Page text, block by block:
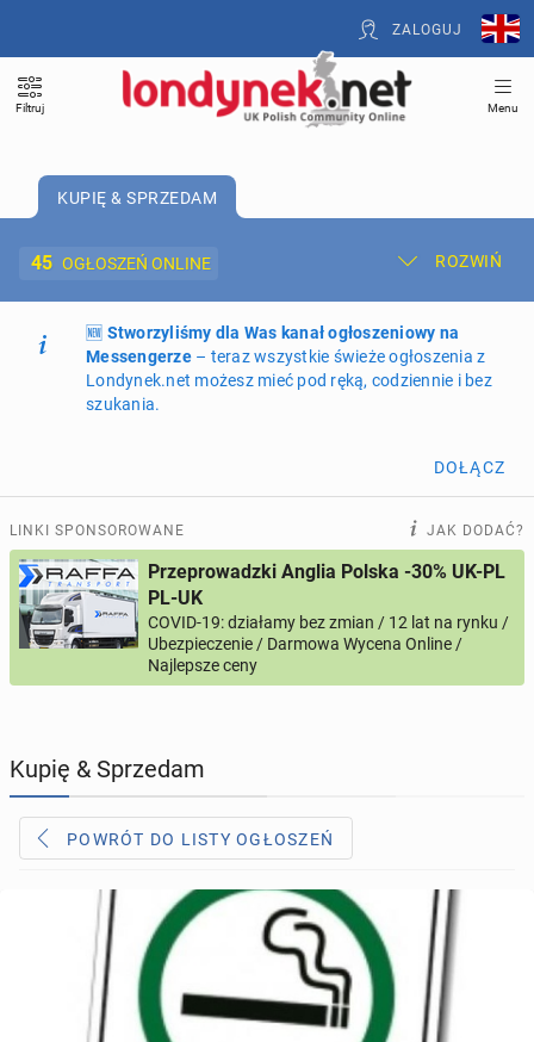
ZALOGUJ
Filtruj Menu
KUPIĘ & SPRZEDAM
45 OGŁOSZEŃ ONLINE ROZWIŃ
Dodaj ogłoszenie Moje ogłoszenia
Oferta i cennik ogłoszeń
ogłoszeń online
PROFILE KANDYDATÓW 313 profili online
USŁUGI 169ogłoszeń online
KUPIĘ & SPRZEDAM
TOWARZYSKIE
🆕 Stworzyliśmy dla Was kanał ogłoszeniowy na
Messengerze– teraz wszystkie świeże ogłoszenia z
Londynek.net możesz mieć pod ręką, codziennie i bez
szukania.
DOŁĄCZ
LINKI SPONSOROWANE JAK DODAĆ?
Przeprowadzki Anglia Polska -30% UK-PL
PL-UK
COVID-19: działamy bez zmian / 12 lat na rynku /
Ubezpieczenie / Darmowa Wycena Online /
Najlepsze ceny
Kupię & Sprzedam
POWRÓT DO LISTY OGŁOSZEŃ